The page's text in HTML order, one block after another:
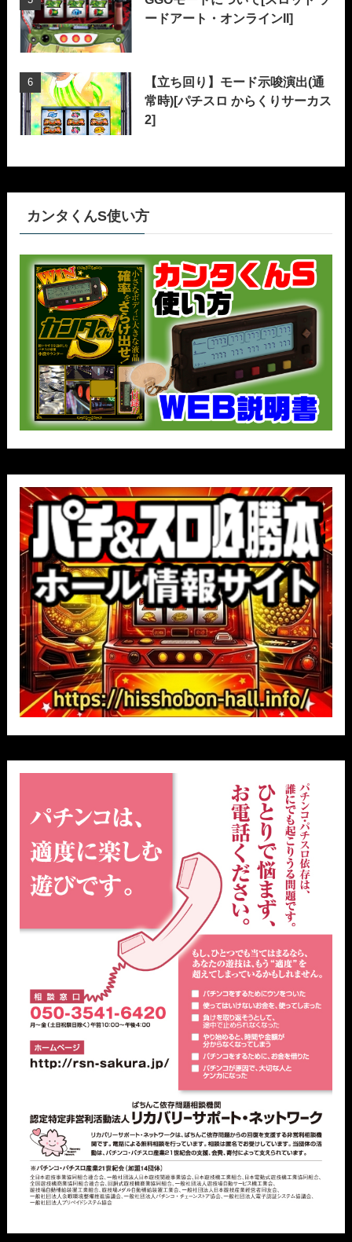
ードアート・オンラインII]
【立ち回り】モード示唆演出(通
常時)[パチスロ からくりサーカス
2]
カンタくんS使い方